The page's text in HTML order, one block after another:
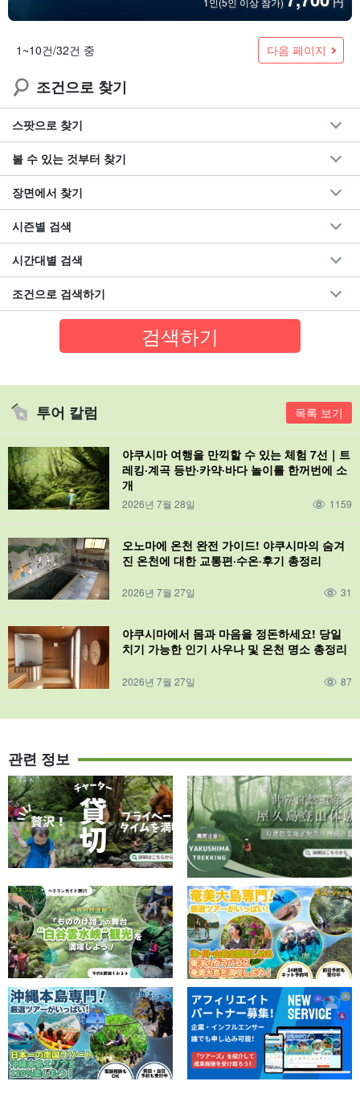
1~10건/32건 중 다음 페이지
조건으로 찾기
스팟으로 찾기
볼 수 있는 것부터 찾기
장면에서 찾기
시즌별 검색
시간대별 검색
조건으로 검색하기
투어 칼럼 목록 보기
야쿠시마 여행을 만끽할 수 있는 체험 7선｜트
레킹·계곡 등반·카약·바다 놀이를 한꺼번에 소
개
2026년 7월 28일 1159
오노마에 온천 완전 가이드! 야쿠시마의 숨겨
진 온천에 대한 교통편·수온·후기 총정리
2026년 7월 27일 31
야쿠시마에서 몸과 마음을 정돈하세요! 당일
치기 가능한 인기 사우나 및 온천 명소 총정리
2026년 7월 27일 87
관련 정보